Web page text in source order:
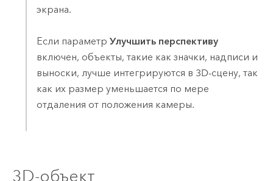
экрана.
Если параметр Улучшить перспективу
включен, объекты, такие как значки, надписи и
выноски, лучше интегрируются в 3D-сцену, так
как их размер уменьшается по мере
отдаления от положения камеры.
3D-объект